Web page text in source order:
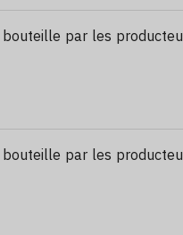
bouteille par les
bouteille par les